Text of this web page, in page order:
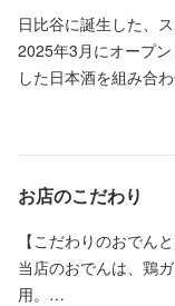
日比谷に誕生した、
2025年3月にオープ
した日本酒を組み合
お店のこだわり
【こだわりのおでん
当店のおでんは、鶏
用。
長く続けていただけ
【資格取得をサポー
対象となる資格です。
・ソムリエ資格
・食品衛生責任者
・防火管理者
働きながら専門知識
ができます。
店長・料理長候補は
万円からスタート。
（いずれも固定残業
また、飲食業界では
ますが、当店では 週2
仕事とプライベート
長く続けていただけ
【資格取得をサポート
長く続けていただけ
【資格取得をサポー
対象となる資格です。
・ソムリエ資格
・食品衛生責任者
・防火管理者
働きながら専門知識
ができます。
万円からスタート。
（いずれも固定残業
さらに、昇給やイン
また、飲食業界では
ますが、当店では 週
仕事とプライベート
長く続けていただけま
【資格取得をサポー
スタッフの成長を応
ーアプリを導入してい
スタッフが席まで注
取る手間を少なくし
聞き間違いによるミ
きる環境があります。
面接では「どんな仕
気軽にお話しください
求める人物像
・おでんが好きな方
お店の採用担
未経験者歓迎
・柔軟な働き方をした
・おでんが好きな方
・キャリアアップし